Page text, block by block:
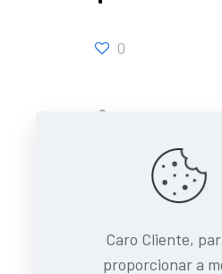
0
Caro Cliente,
proporcionar a